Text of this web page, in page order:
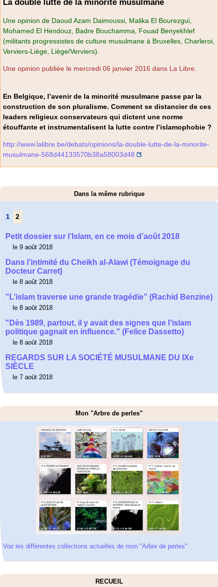
La double lutte de la minorité musulmane
Une opinion de Daoud Azam Daimoussi, Malika El Bourezgui,
Mohamed El Hendouz, Badre Bouchamma, Fouad Benyekhlef
(militants progressistes de culture musulmane à Bruxelles, Charleroi,
Verviers-Liège, Liège/Verviers).
Une opinion publiée le mercredi 06 janvier 2016 dans La Libre.
En Belgique, l’avenir de la minorité musulmane passe par la
construction de son pluralisme. Comment se distancier de ces
leaders religieux conservateurs qui dictent une norme
étouffante et instrumentalisent la lutte contre l’islamophobie ?
http://www.lalibre.be/debats/opinions/la-double-lutte-de-la-minorite-
musulmane-568d44133570b38a58003d48
Dans la même rubrique
1 2
Petit dossier sur l’Islam, en ce mois d’août 2018
le 9 août 2018
Dans l’intimité du Cheikh al-Alawi (Témoignage du
Docteur Carret)
le 8 août 2018
”L’islam traverse une grande tragédie” (Rachid Benzine)
le 8 août 2018
"Dès 1989, partout, il y avait des signes que l’islam
politique gagnait en influence." (Felice Dassetto)
le 8 août 2018
REGARDS SUR LA SOCIÉTÉ MUSULMANE DU IXe
SIÈCLE
le 7 août 2018
Mon "Arbre de perles"
Voir les différentes collections actuelles de mon "Arbre de perles"
RECUEIL